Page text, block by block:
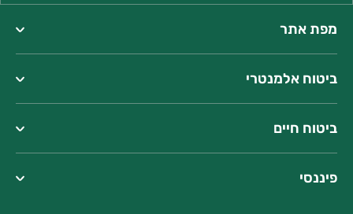
מפת אתר
ביטוח אלמנטרי
ביטוח חיים
פיננסי